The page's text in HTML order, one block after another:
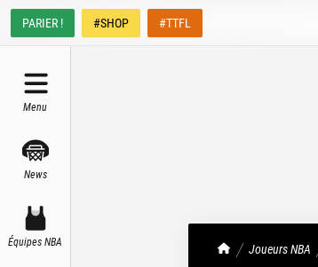
PARIER ! #SHOP #TTFL
Menu
News
Équipes NBA TrashTalk Actu
Joueurs NBA